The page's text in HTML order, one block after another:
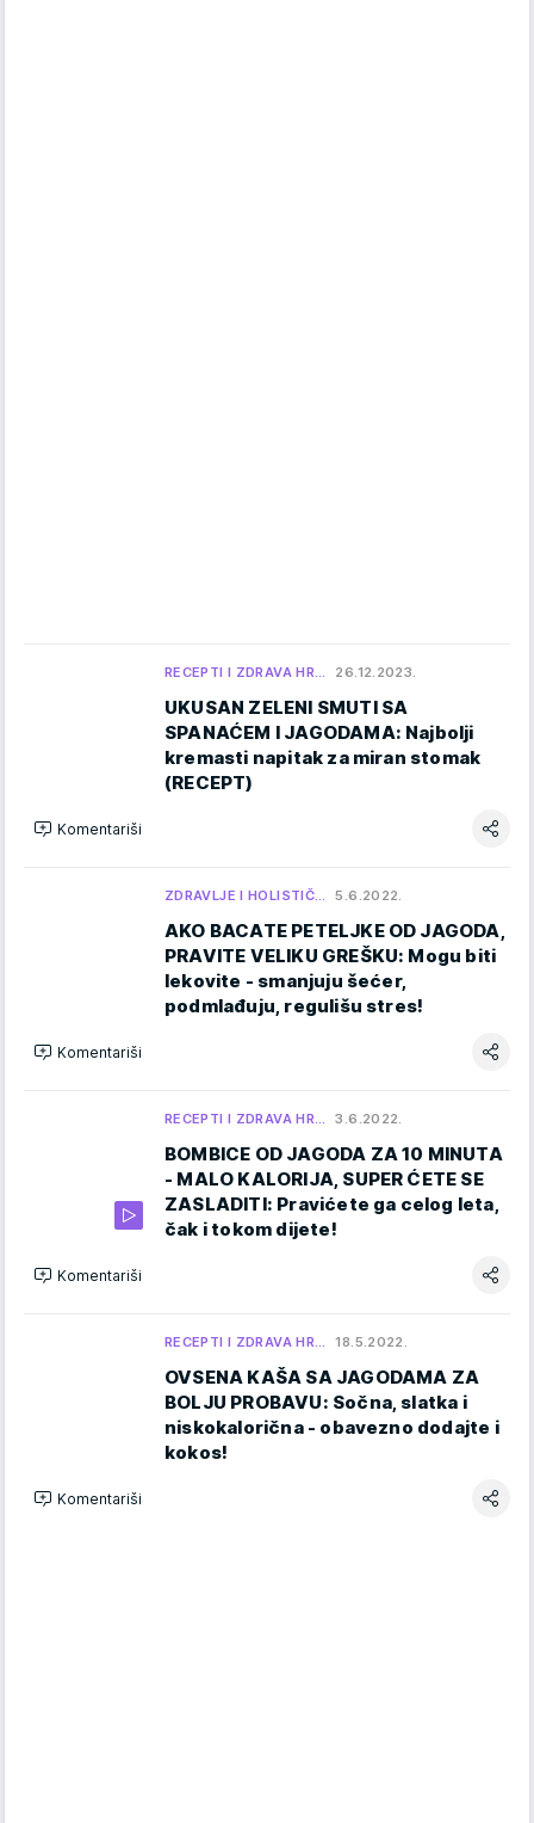
RECEPTI I ZDRAVA HR… 26.12.2023.
UKUSAN ZELENI SMUTI SA
SPANAĆEM I JAGODAMA: Najbolji
kremasti napitak za miran stomak
(RECEPT)
Komentariši
ZDRAVLJE I HOLISTIČ… 5.6.2022.
AKO BACATE PETELJKE OD JAGODA,
PRAVITE VELIKU GREŠKU: Mogu biti
lekovite - smanjuju šećer,
podmlađuju, regulišu stres!
Komentariši
RECEPTI I ZDRAVA HR… 3.6.2022.
BOMBICE OD JAGODA ZA 10 MINUTA
- MALO KALORIJA, SUPER ĆETE SE
ZASLADITI: Pravićete ga celog leta,
čak i tokom dijete!
Komentariši
RECEPTI I ZDRAVA HR… 18.5.2022.
OVSENA KAŠA SA JAGODAMA ZA
BOLJU PROBAVU: Sočna, slatka i
niskokalorična - obavezno dodajte i
kokos!
Komentariši